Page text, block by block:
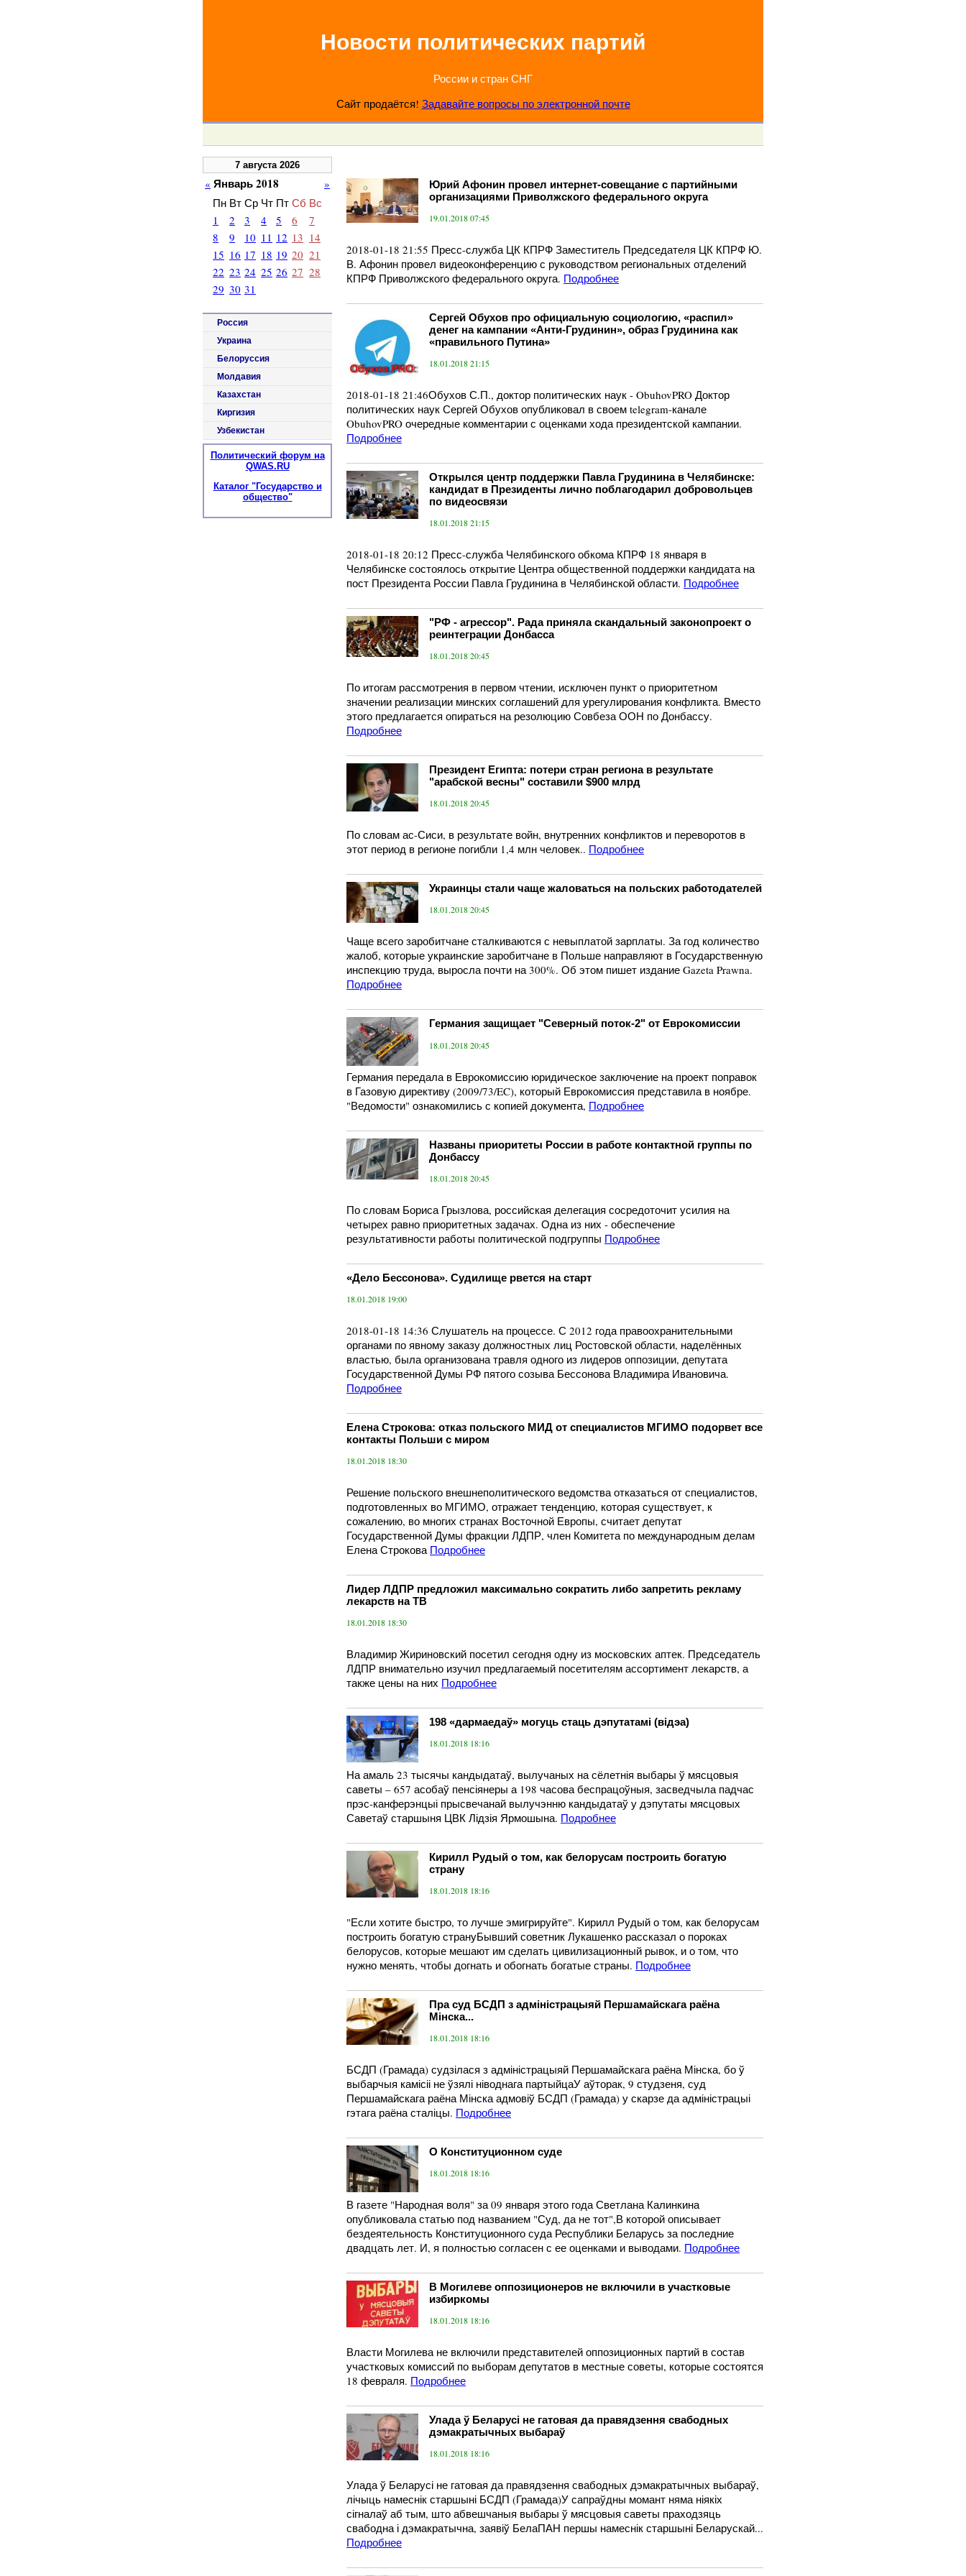
Новости политических партий
России и стран СНГ
Сайт продаётся! Задавайте вопросы по электронной почте
Юрий Афонин провел интернет-совещание с партийными
организациями Приволжского федерального округа
19.01.2018 07:45
2018-01-18 21:55 Пресс-служба ЦК КПРФ Заместитель Председателя ЦК КПРФ Ю.
В. Афонин провел видеоконференцию с руководством региональных отделений
КПРФ Приволжского федерального округа. Подробнее
Сергей Обухов про официальную социологию, «распил»
денег на кампании «Анти-Грудинин», образ Грудинина как
«правильного Путина»
18.01.2018 21:15
2018-01-18 21:46Обухов С.П., доктор политических наук - ObuhovPRO Доктор
политических наук Сергей Обухов опубликовал в своем telegram-канале
ObuhovPRO очередные комментарии с оценками хода президентской кампании.
Подробнее
Открылся центр поддержки Павла Грудинина в Челябинске:
кандидат в Президенты лично поблагодарил добровольцев
по видеосвязи
18.01.2018 21:15
2018-01-18 20:12 Пресс-служба Челябинского обкома КПРФ 18 января в
Челябинске состоялось открытие Центра общественной поддержки кандидата на
пост Президента России Павла Грудинина в Челябинской области. Подробнее
"РФ - агрессор". Рада приняла скандальный законопроект о
реинтеграции Донбасса
18.01.2018 20:45
По итогам рассмотрения в первом чтении, исключен пункт о приоритетном
значении реализации минских соглашений для урегулирования конфликта. Вместо
этого предлагается опираться на резолюцию Совбеза ООН по Донбассу.
Подробнее
Президент Египта: потери стран региона в результате
"арабской весны" составили $900 млрд
18.01.2018 20:45
По словам ас-Сиси, в результате войн, внутренних конфликтов и переворотов в
этот период в регионе погибли 1,4 млн человек.. Подробнее
Украинцы стали чаще жаловаться на польских работодателей
18.01.2018 20:45
Чаще всего заробитчане сталкиваются с невыплатой зарплаты. За год количество
жалоб, которые украинские заробитчане в Польше направляют в Государственную
инспекцию труда, выросла почти на 300%. Об этом пишет издание Gazeta Prawna.
Подробнее
Германия защищает "Северный поток-2" от Еврокомиссии
18.01.2018 20:45
Германия передала в Еврокомиссию юридическое заключение на проект поправок
в Газовую директиву (2009/73/EC), который Еврокомиссия представила в ноябре.
"Ведомости" ознакомились с копией документа, Подробнее
Названы приоритеты России в работе контактной группы по
Донбассу
18.01.2018 20:45
По словам Бориса Грызлова, российская делегация сосредоточит усилия на
четырех равно приоритетных задачах. Одна из них - обеспечение
результативности работы политической подгруппы Подробнее
«Дело Бессонова». Судилище рвется на старт
18.01.2018 19:00
2018-01-18 14:36 Слушатель на процессе. С 2012 года правоохранительными
органами по явному заказу должностных лиц Ростовской области, наделённых
властью, была организована травля одного из лидеров оппозиции, депутата
Государственной Думы РФ пятого созыва Бессонова Владимира Ивановича.
Подробнее
Елена Строкова: отказ польского МИД от специалистов МГИМО подорвет все
контакты Польши с миром
18.01.2018 18:30
Решение польского внешнеполитического ведомства отказаться от специалистов,
подготовленных во МГИМО, отражает тенденцию, которая существует, к
сожалению, во многих странах Восточной Европы, считает депутат
Государственной Думы фракции ЛДПР, член Комитета по международным делам
Елена Строкова Подробнее
Лидер ЛДПР предложил максимально сократить либо запретить рекламу
лекарств на ТВ
18.01.2018 18:30
Владимир Жириновский посетил сегодня одну из московских аптек. Председатель
ЛДПР внимательно изучил предлагаемый посетителям ассортимент лекарств, а
также цены на них Подробнее
198 «дармаедаў» могуць стаць дэпутатамі (відэа)
18.01.2018 18:16
На амаль 23 тысячы кандыдатаў, вылучаных на сёлетнія выбары ў мясцовыя
саветы – 657 асобаў пенсіянеры а 198 часова беспрацоўныя, засведчыла падчас
прэс-канферэнцыі прысвечанай вылучэнню кандыдатаў у дэпутаты мясцовых
Саветаў старшыня ЦВК Лідзія Ярмошына. Подробнее
Кирилл Рудый о том, как белорусам построить богатую
страну
18.01.2018 18:16
"Если хотите быстро, то лучше эмигрируйте". Кирилл Рудый о том, как белорусам
построить богатую странуБывший советник Лукашенко рассказал о пороках
белорусов, которые мешают им сделать цивилизационный рывок, и о том, что
нужно менять, чтобы догнать и обогнать богатые страны. Подробнее
Пра суд БСДП з адміністрацыяй Першамайскага раёна
Мінска...
18.01.2018 18:16
БСДП (Грамада) судзілася з адміністрацыяй Першамайскага раёна Мінска, бо ў
выбарчыя камісіі не ўзялі ніводнага партыйцаУ аўторак, 9 студзеня, суд
Першамайскага раёна Мінска адмовіў БСДП (Грамада) у скарзе да адміністрацыі
гэтага раёна сталіцы. Подробнее
О Конституционном суде
18.01.2018 18:16
В газете "Народная воля" за 09 января этого года Светлана Калинкина
опубликовала статью под названием "Суд, да не тот",В которой описывает
бездеятельность Конституционного суда Республики Беларусь за последние
двадцать лет. И, я полностью согласен с ее оценками и выводами. Подробнее
В Могилеве оппозиционеров не включили в участковые
избиркомы
18.01.2018 18:16
Власти Могилева не включили представителей оппозиционных партий в состав
участковых комиссий по выборам депутатов в местные советы, которые состоятся
18 февраля. Подробнее
Улада ў Беларусі не гатовая да правядзення свабодных
дэмакратычных выбараў
18.01.2018 18:16
Улада ў Беларусі не гатовая да правядзення свабодных дэмакратычных выбараў,
лічыць намеснік старшыні БСДП (Грамада)У сапраўдны момант няма ніякіх
сігналаў аб тым, што абвешчаныя выбары ў мясцовыя саветы праходзяць
свабодна і дэмакратычна, заявіў БелаПАН першы намеснік старшыні Беларускай...
Подробнее
7 августа 2026
« Январь 2018
»
Пн Вт Ср Чт Пт Сб Вс
1
2 3 4 5 6
7
8
9 10 11 12 13 14
15 16 17 18 19 20 21
22 23 24 25 26 27 28
29 30 31
Россия
Украина
Белоруссия
Молдавия
Казахстан
Киргизия
Узбекистан
Политический форум на
QWAS.RU
Каталог "Государство и
общество"